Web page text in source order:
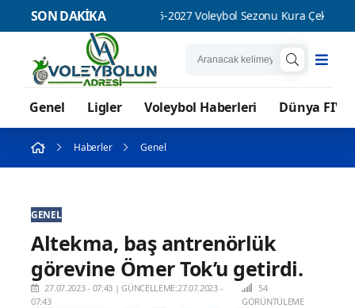
SON DAKİKA
2026-2027 Voleybol Sezonu Kura Çekimi Fişekhane Galeri
Genel Ligler Voleybol Haberleri Dünya
Haberler Genel
GENEL
Altekma, baş antrenörlük
görevine Ömer Tok’u getirdi.
27.07.2023 - 07:43 |GÜNCELLEME:27.07.2023 -
07:43
54
GÖRÜNTÜLEME